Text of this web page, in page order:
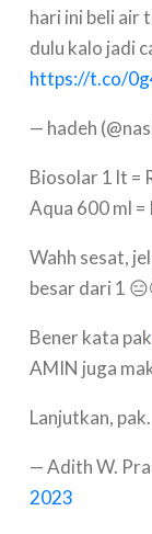
hari ini beli air
dulu kalo jadi
https://t.co/
— hadeh
Biosolar 1 lt =
Aqua 600 ml =
Wahh sesat,
besar dari 1
Bener kata pak
AMIN juga
Lanjutkan,
— Adith W.
2023